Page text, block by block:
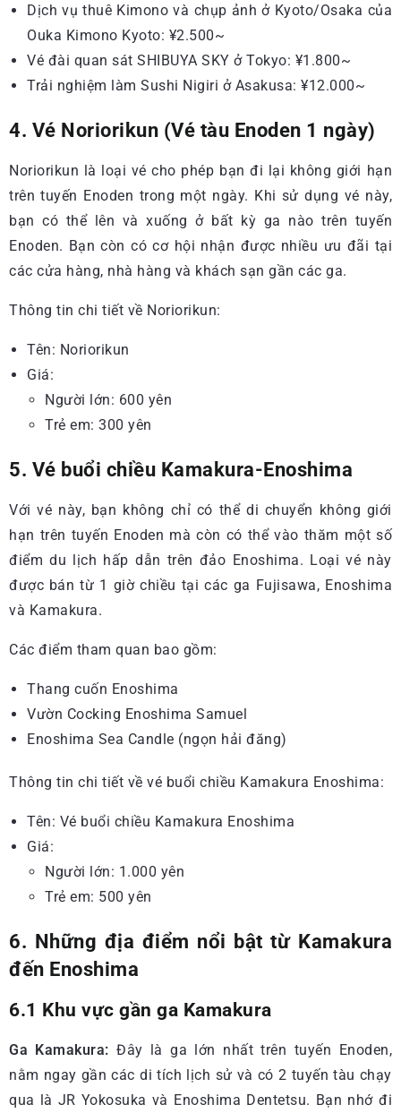
Dịch vụ thuê Kimono và chụp ảnh ở Kyoto/Osaka của
Ouka Kimono Kyoto: ¥2.500~
Vé đài quan sát SHIBUYA SKY ở Tokyo: ¥1.800~
Trải nghiệm làm Sushi Nigiri ở Asakusa: ¥12.000~
4. Vé Noriorikun (Vé tàu Enoden 1 ngày)
Noriorikun là loại vé cho phép bạn đi lại không giới hạn
trên tuyến Enoden trong một ngày. Khi sử dụng vé này,
bạn có thể lên và xuống ở bất kỳ ga nào trên tuyến
Enoden. Bạn còn có cơ hội nhận được nhiều ưu đãi tại
các cửa hàng, nhà hàng và khách sạn gần các ga.
Thông tin chi tiết về Noriorikun:
Tên: Noriorikun
Giá:
Người lớn: 600 yên
Trẻ em: 300 yên
5. Vé buổi chiều Kamakura-Enoshima
Với vé này, bạn không chỉ có thể di chuyển không giới
hạn trên tuyến Enoden mà còn có thể vào thăm một số
điểm du lịch hấp dẫn trên đảo Enoshima. Loại vé này
được bán từ 1 giờ chiều tại các ga Fujisawa, Enoshima
và Kamakura.
Các điểm tham quan bao gồm:
Thang cuốn Enoshima
Vườn Cocking Enoshima Samuel
Enoshima Sea Candle (ngọn hải đăng)
Thông tin chi tiết về vé buổi chiều Kamakura Enoshima:
Tên: Vé buổi chiều Kamakura Enoshima
Giá:
Người lớn: 1.000 yên
Trẻ em: 500 yên
6. Những địa điểm nổi bật từ Kamakura
đến Enoshima
6.1 Khu vực gần ga Kamakura
Ga Kamakura: Đây là ga lớn nhất trên tuyến Enoden,
nằm ngay gần các di tích lịch sử và có 2 tuyến tàu chạy
qua là JR Yokosuka và Enoshima Dentetsu. Bạn nhớ đi